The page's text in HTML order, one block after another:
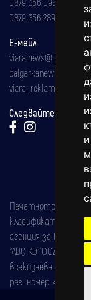
0879 356 289
Е-мейл
viaranews@gmail.com
Следвайте ни:
Печатното издание
класификатор на
агенция за ISSN) под
"АВС КО" ООД е
всекидневник на
рег. номер: 47857/